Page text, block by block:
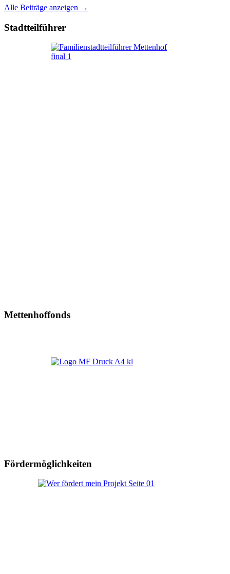
Alle Beiträge anzeigen →
Stadtteilführer
Mettenhoffonds
Fördermöglichkeiten